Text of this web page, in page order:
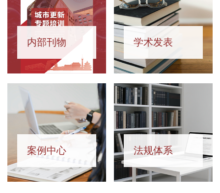
内部刊物 学术发表
案例中心 法规体系